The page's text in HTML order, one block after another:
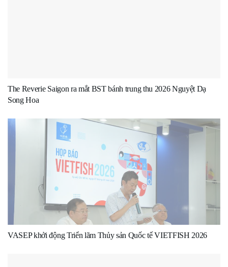
The Reverie Saigon ra mắt BST bánh trung thu 2026 Nguyệt Dạ
Song Hoa
VASEP khởi động Triển lãm Thủy sản Quốc tế VIETFISH 2026